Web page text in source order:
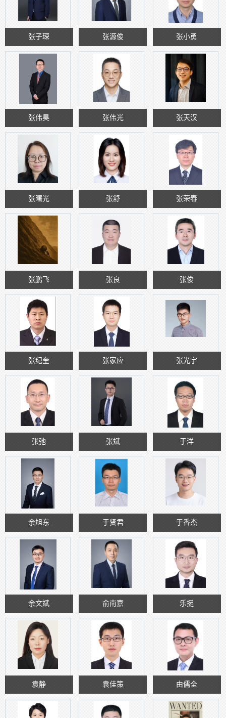
张子琛 张源俊 张小勇
张伟昊 张伟光 张天汉
张曙光 张舒 张荣春
张鹏飞 张良 张俊
张纪奎 张家应 张光宇
张弛 张斌 于洋
余旭东 于贤君 于香杰
余文斌 俞南嘉 乐挺
袁静 袁佳策 由儒全